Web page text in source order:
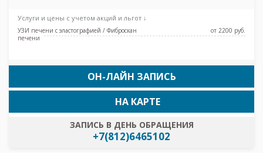
Услуги и цены с учетом акций и льгот ↓
УЗИ печени с эластографией / Фиброскан
печени
от 2200 pуб.
ОН-ЛАЙН ЗАПИСЬ
ЗАПИСЬ В ДЕНЬ ОБРАЩЕНИЯ
+7(812)6465102
НА КАРТЕ